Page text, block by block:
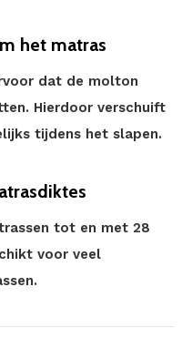
het matras
dat de molton
Hierdoor verschuift
tijdens het slapen.
tot en met 28
voor veel